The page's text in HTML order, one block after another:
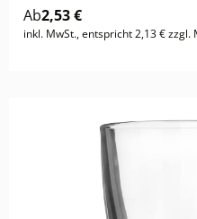
Ab2,53 €
inkl. MwSt., entspricht 2,13 € zzgl.